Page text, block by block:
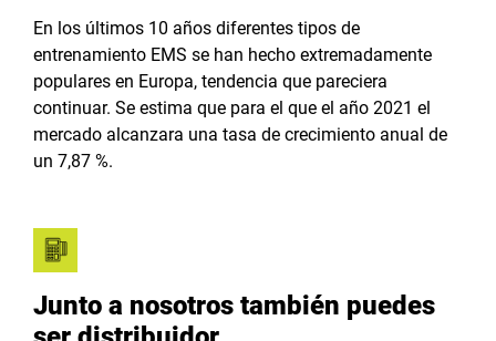
En los últimos 10 años diferentes tipos de
entrenamiento EMS se han hecho extremadamente
populares en Europa, tendencia que pareciera
continuar. Se estima que para el que el año 2021 el
mercado alcanzara una tasa de crecimiento anual de
un 7,87 %.
Junto a nosotros también puedes